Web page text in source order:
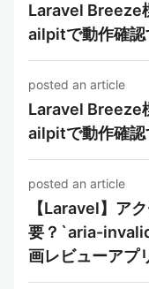
Laravel Breeze
ailpitで動作確認
posted an article
Laravel Breeze
ailpitで動作確認
posted an article
【Laravel】ア
要？`aria-
画レビューアプ